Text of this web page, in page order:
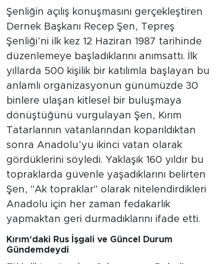
Şenliğin açılış konuşmasını gerçekleştiren
Dernek Başkanı Recep Şen, Tepreş
Şenliği’ni ilk kez 12 Haziran 1987 tarihinde
düzenlemeye başladıklarını anımsattı. İlk
yıllarda 500 kişilik bir katılımla başlayan bu
anlamlı organizasyonun günümüzde 30
binlere ulaşan kitlesel bir buluşmaya
dönüştüğünü vurgulayan Şen, Kırım
Tatarlarının vatanlarından koparıldıktan
sonra Anadolu’yu ikinci vatan olarak
gördüklerini söyledi. Yaklaşık 160 yıldır bu
topraklarda güvenle yaşadıklarını belirten
Şen, "Ak topraklar" olarak nitelendirdikleri
Anadolu için her zaman fedakarlık
yapmaktan geri durmadıklarını ifade etti.
Kırım'daki Rus İşgali ve Güncel Durum
Gündemdeydi